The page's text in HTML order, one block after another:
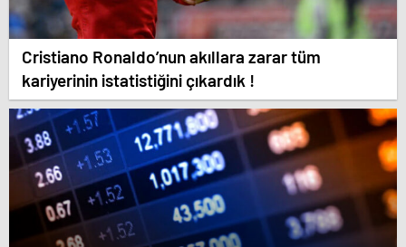
Cristiano Ronaldo’nun akıllara zarar tüm
kariyerinin istatistiğini çıkardık !